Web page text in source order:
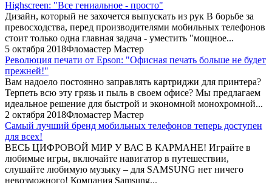
Highscreen: "Все гениальное - просто"
Дизайн, который не захочется выпускать из рук В борьбе за
превосходства, перед производителями мобильных телефонов
стоит только одна главная задача - уместить "мощное...
5 октября 2018Фломастер Мастер
Революция печати от Epson: "Офисная печать больше не будет
прежней!"
Вам надоело постоянно заправлять картриджи для принтера?
Терпеть всю эту грязь и пыль в своем офисе? Мы предлагаем
идеальное решение для быстрой и экономной монохромной...
2 октября 2018Фломастер Мастер
Самый лучший бренд мобильных телефонов теперь доступен
для всех!
ВЕСЬ ЦИФРОВОЙ МИР У ВАС В КАРМАНЕ! Играйте в
любимые игры, включайте навигатор в путешествии,
слушайте любимую музыку – для SAMSUNG нет ничего
невозможного! Компания Samsung...